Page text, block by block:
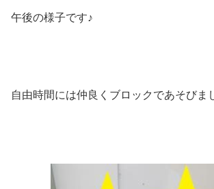
午後の様子です♪
自由時間には仲良くブロックであそびま